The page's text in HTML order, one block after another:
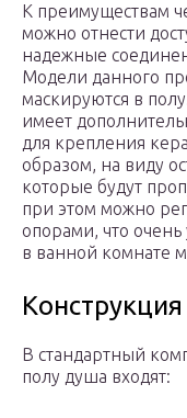
К преимуществам
можно отнести
надежные
Модели данного
маскируются в
имеет
для крепления
образом, на виду
которые будут
при этом можно
опорами, что
в ванной комнате
В стандартный
полу душа входят: